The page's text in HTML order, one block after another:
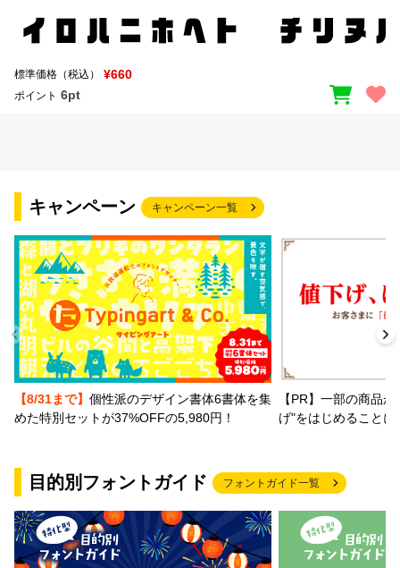
標準価格（税込） ¥660
ポイント 6pt
キャンペーン キャンペーン一覧
【8/31まで】 個性派のデザイン書体6書体を集
めた特別セットが37%OFFの5,980円！
【PR】一部の商品
げ"をはじめること
目的別フォントガイド フォントガイド一覧